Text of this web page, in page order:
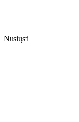
Nusiųsti